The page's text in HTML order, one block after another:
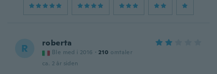
R roberta
Ble med i 2016 · 210 omtaler
ca. 2 år siden